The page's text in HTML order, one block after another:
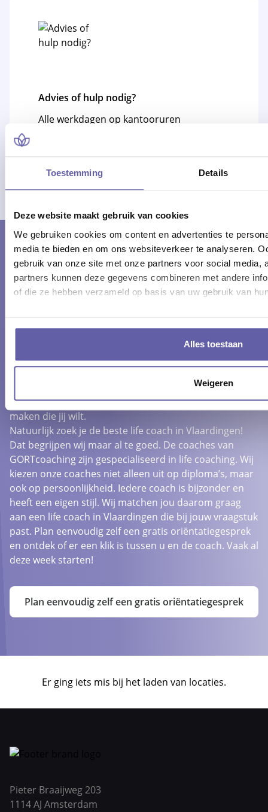
Toestemming Details
Deze website maakt gebruik van cookies
We gebruiken cookies om content en advertenties te
media te bieden en om ons websiteverkeer te analyseren.
gebruik van onze site met onze partners voor social media,
partners kunnen deze gegevens combineren met andere
of die ze hebben verzameld op basis van uw gebruik van
Alles toestaan
Weigeren
Advies of hulp nodig?
Alle werkdagen op kantooruren
WOONACHTIG IN
VLAARDINGEN EN OP ZOEK
Samen met een life coach in Vlaardingen sta je stil bij
wie je bent als persoon, wat je wilt en hoe je dit kan
bereiken. Life coaching wordt gedefinieerd als ‘een
te halen’. De life coach luistert naar je specifieke
behoeften en helpt je de levensveranderingen te
maken die jij wilt.
Natuurlijk zoek je de beste life coach in Vlaardingen!
Dat begrijpen wij maar al te goed. De coaches van
GORTcoaching zijn gespecialiseerd in life coaching. Wij
kiezen onze coaches niet alleen uit op diploma’s, maar
ook op persoonlijkheid. Iedere coach is bijzonder en
heeft een eigen stijl. Wij matchen jou daarom graag
aan een life coach in Vlaardingen die bij jouw vraagstuk
past. Plan eenvoudig zelf een gratis oriëntatiegesprek
en ontdek of er een klik is tussen u en de coach. Vaak al
deze week starten!
Plan eenvoudig zelf een gratis oriëntatiegesprek
Er ging iets mis bij het laden van locaties.
Pieter Braaijweg 203
1114 AJ Amsterdam